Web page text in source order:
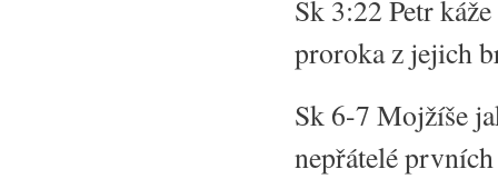
Sk 3:22 Petr
proroka z jejich
Sk 6-7 Mojžíše
nepřátelé